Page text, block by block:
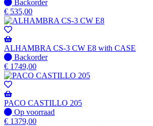
beschikbaar
op
voorraad
-
Wordt
verzonden
wanneer
beschikbaar
Backorder
€ 535,00
ALHAMBRA CS-3 CW E8 with CASE
Niet
op
voorraad
-
Wordt
verzonden
wanneer
beschikbaar
Backorder
€ 1749,00
PACO CASTILLO 205
Op
voorraad
Op voorraad
€ 1379,00